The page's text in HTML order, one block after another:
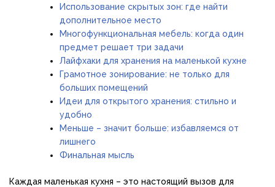
Использование скрытых зон: где найти
дополнительное место
Многофункциональная мебель: когда один
предмет решает три задачи
Лайфхаки для хранения на маленькой кухне
Грамотное зонирование: не только для
больших помещений
Идеи для открытого хранения: стильно и
удобно
Меньше – значит больше: избавляемся от
лишнего
Финальная мысль
Каждая маленькая кухня – это настоящий вызов для